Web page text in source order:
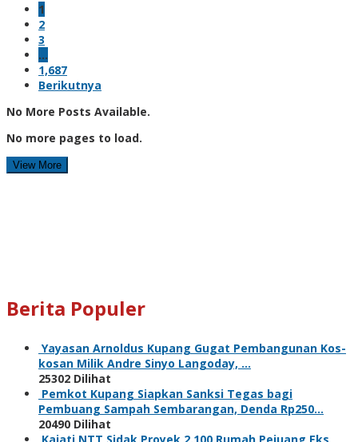
1
2
3
…
1,687
Berikutnya
No More Posts Available.
No more pages to load.
View More
Berita Populer
Yayasan Arnoldus Kupang Gugat Pembangunan Kos-
kosan Milik Andre Sinyo Langoday, …
25302 Dilihat
Pemkot Kupang Siapkan Sanksi Tegas bagi
Pembuang Sampah Sembarangan, Denda Rp250…
20490 Dilihat